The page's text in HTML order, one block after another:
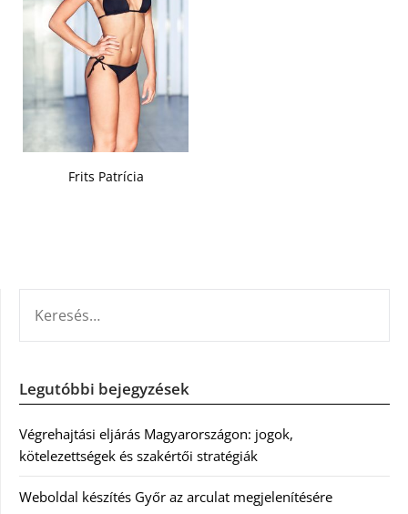
Frits Patrícia
Legutóbbi bejegyzések
Végrehajtási eljárás Magyarországon: jogok,
kötelezettségek és szakértői stratégiák
Weboldal készítés Győr az arculat megjelenítésére